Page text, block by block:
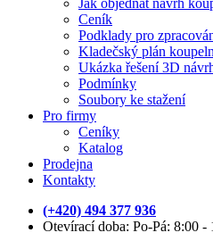
Jak objednat návrh
Ceník
Podklady pro
Kladečský plán
Ukázka řešení 3D
Podmínky
Soubory ke stažení
Pro firmy
Ceníky
Katalog
Prodejna
Kontakty
(+420) 494 377 936
Otevírací doba: Po-Pá: 8:00 -